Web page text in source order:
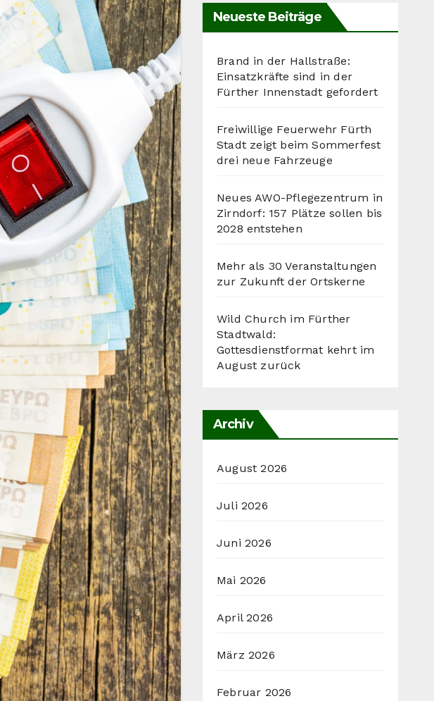
Neueste Beiträge
Brand in der Hallstraße:
Einsatzkräfte sind in der
Fürther Innenstadt gefordert
Freiwillige Feuerwehr Fürth
Stadt zeigt beim Sommerfest
drei neue Fahrzeuge
Neues AWO-Pflegezentrum in
Zirndorf: 157 Plätze sollen bis
2028 entstehen
Mehr als 30 Veranstaltungen
zur Zukunft der Ortskerne
Wild Church im Fürther
Stadtwald:
Gottesdienstformat kehrt im
August zurück
Archiv
August 2026
Juli 2026
Juni 2026
Mai 2026
April 2026
März 2026
Februar 2026